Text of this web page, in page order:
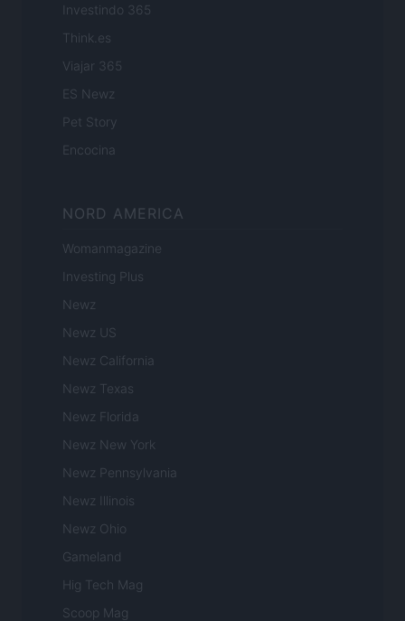
Investindo 365
Think.es
Viajar 365
ES Newz
Pet Story
Encocina
NORD AMERICA
Womanmagazine
Investing Plus
Newz
Newz US
Newz California
Newz Texas
Newz Florida
Newz New York
Newz Pennsylvania
Newz Illinois
Newz Ohio
Gameland
Hig Tech Mag
Scoop Mag